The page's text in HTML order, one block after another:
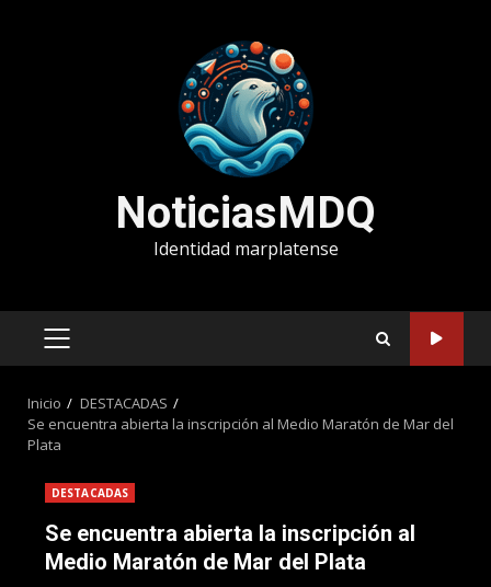
NoticiasMDQ
Identidad marplatense
MENÚ
Inicio
DESTACADAS
Se encuentra abierta la inscripción al Medio Maratón de Mar del
Plata
DESTACADAS
Se encuentra abierta la inscripción al
Medio Maratón de Mar del Plata